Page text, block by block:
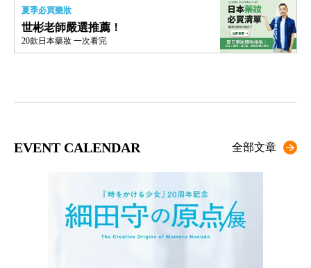
夏季必買藥妝
世彬老師嚴選推薦！
20款日本藥妝 一次看完
EVENT CALENDAR 全部文章